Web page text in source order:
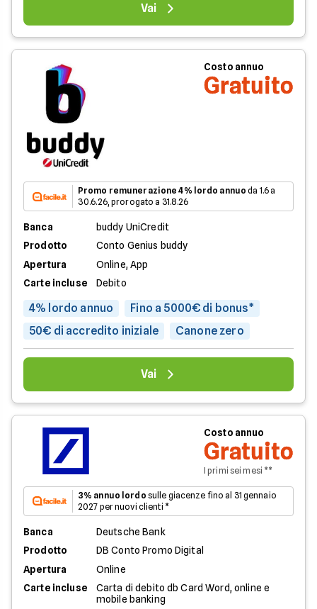
Vai
Costo annuo
Gratuito
Promo remunerazione 4% lordo annuo da 1.6 a
30.6.26, prorogato a 31.8.26
Banca
buddy UniCredit
Prodotto
Conto Genius buddy
Apertura
Online, App
Carte incluse
Debito
4% lordo annuo
Fino a 5000€ di bonus*
50€ di accredito iniziale
Canone zero
Vai
Costo annuo
Gratuito
I primi sei mesi **
3% annuo lordo sulle giacenze fino al 31 gennaio
2027 per nuovi clienti *
Banca
Deutsche Bank
Prodotto
DB Conto Promo Digital
Apertura
Online
Carte incluse
Carta di debito db Card Word, online e
mobile banking